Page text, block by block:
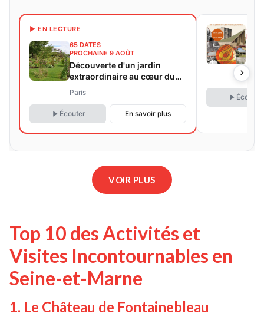
▶ EN LECTURE
65 DATES
PROCHAINE 9 AOÛT
Découverte d'un jardin
extraordinaire au cœur du
bois de Vincennes
Paris
Écouter En savoir plus
Écouter
VOIR PLUS
Top 10 des Activités et
Visites Incontournables en
Seine-et-Marne
1. Le Château de Fontainebleau